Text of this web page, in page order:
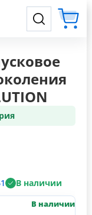
В наличии
В наличии